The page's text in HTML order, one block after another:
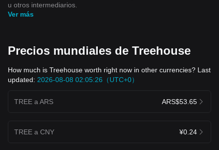
u otros intermediarios.
Ver más
Precios mundiales de Treehouse
How much is Treehouse worth right now in other currencies? Last
updated: 2026-08-08 02:05:26（UTC+0）
TREE a ARS ARS$53.65
TREE a CNY ¥0.24